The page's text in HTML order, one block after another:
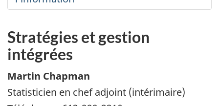
Stratégies et gestion
intégrées
Martin Chapman
Statisticien en chef adjoint (intérimaire)